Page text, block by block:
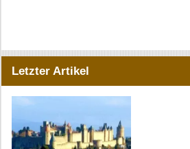
Letzter Artikel